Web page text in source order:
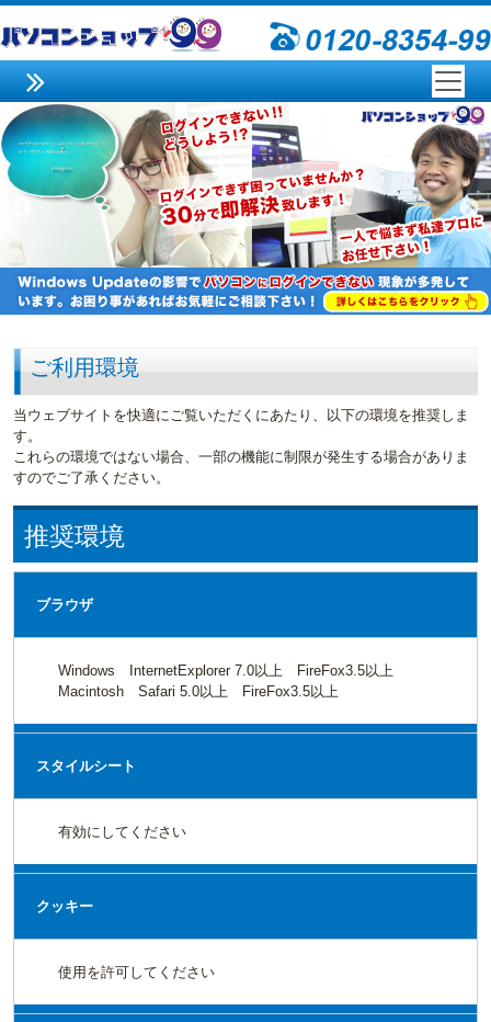
ご利用環境
当ウェブサイトを快適にご覧いただくにあたり、以下の環境を推奨しま
す。
これらの環境ではない場合、一部の機能に制限が発生する場合がありま
すのでご了承ください。
推奨環境
ブラウザ
Windows InternetExplorer 7.0以上 FireFox3.5以上
Macintosh Safari 5.0以上 FireFox3.5以上
スタイルシート
有効にしてください
クッキー
使用を許可してください